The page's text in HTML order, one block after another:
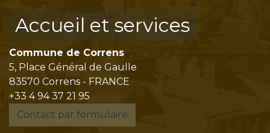
Accueil et services
Commune de Correns
5, Place Général de Gaulle
83570 Correns - FRANCE
+33 4 94 37 21 95
Contact par formulaire